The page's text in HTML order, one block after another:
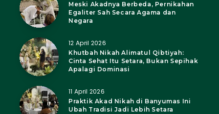
Meski Akadnya Berbeda, Pernikahan
Egaliter Sah Secara Agama dan
Negara
12 April 2026
Khutbah Nikah Alimatul Qibtiyah:
Cinta Sehat Itu Setara, Bukan Sepihak
Apalagi Dominasi
11 April 2026
Praktik Akad Nikah di Banyumas Ini
Ubah Tradisi Jadi Lebih Setara